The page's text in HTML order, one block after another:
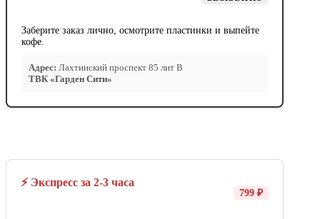
Заберите заказ лично, осмотрите пластинки и выпейте
кофе.
Адрес: Лахтинский проспект 85 лит В
ТВК «Гарден Сити»
⚡ Экспресс за 2-3 часа
799 ₽